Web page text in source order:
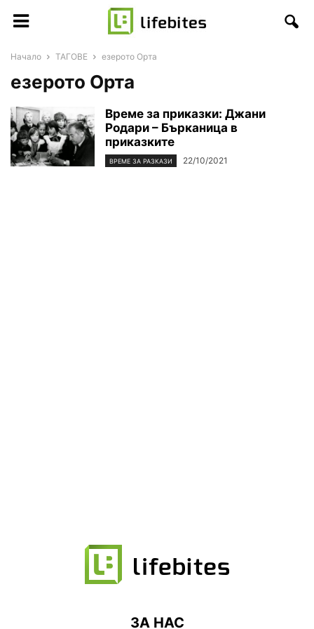
Начало ТАГОВЕ езерото Орта
езерото Орта
Време за приказки: Джани
Родари – Бърканица в
приказките
ВРЕМЕ ЗА РАЗКАЗИ 22/10/2021
ЗА НАС